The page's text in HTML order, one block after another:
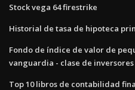
Stock vega 64 firestrike
Historial de tasa de hipoteca
Fondo de índice de valor de
vanguardia - clase de inversores
Top 10 libros de contabilidad